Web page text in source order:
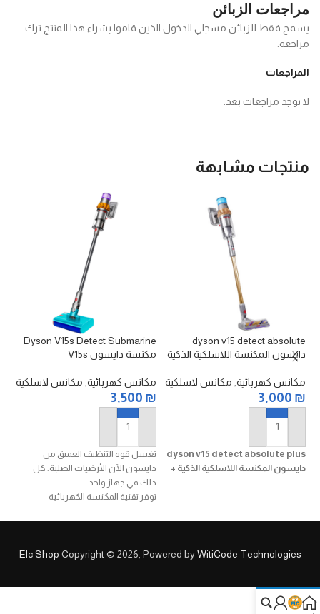
مراجعات الزبائن
المراجعات
لا توجد مراجعات بعد.
يسمح فقط للزبائن مسجلي الدخول الذين قاموا بشراء هذا المنتج ترك
مراجعة.
منتجات مشابهة
dyson v15 detect absolute
دايسون المكنسة اللاسلكية الذكية
مكانس كهربائية مكانس لاسلكية
3,000 ₪
إضافة إلى السلة
dyson v15 detect absolute plus
دايسون المكنسة اللاسلكية الذكية +
Dyson V15s Detect Submarine
مكنسة دايسون V15s
مكانس كهربائية, مكانس لاسلكية
3,500 ₪
إضافة إلى السلة
تغسل قوة التنظيف العميق من
دايسون الآن الأرضيات الصلبة. كل
ذلك في جهاز واحد.
توفر تقنية المكنسة الكهربائية
يكشف رأس التنظيف Fluffy Optic عن
Elc Shop Copyright © 2026, Powered byWitiCode Technologies